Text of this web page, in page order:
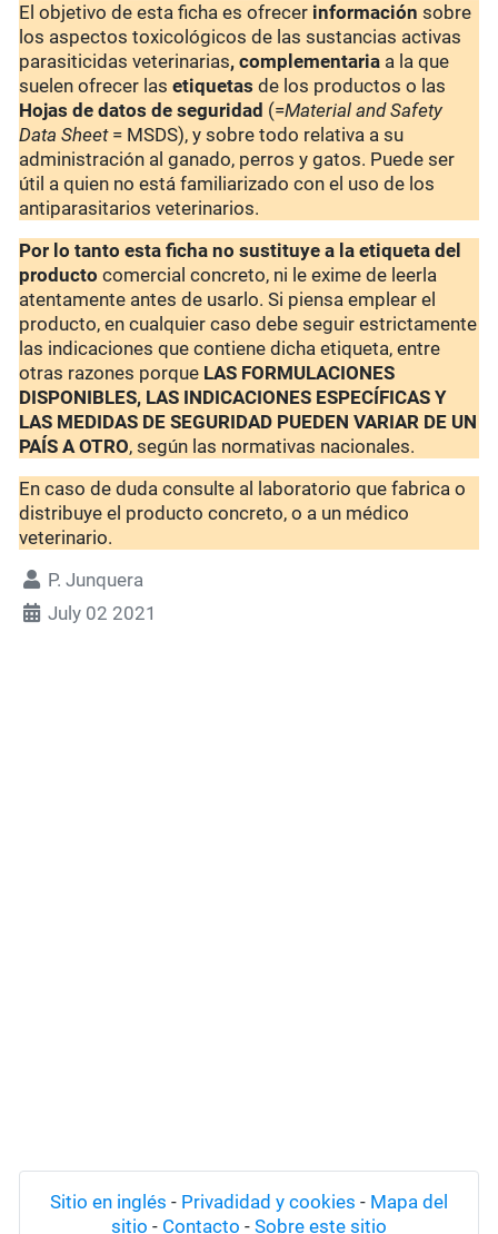
El objetivo de esta ficha es ofrecer informaciónsobre
los aspectos toxicológicos de las sustancias activas
parasiticidas veterinarias, complementaria a la que
suelen ofrecer lasetiquetas de los productos o las
Hojas de datos de seguridad (=Material and Safety
Data Sheet= MSDS), y sobre todo relativa a su
administración al ganado, perros y gatos. Puede ser
útil a quien no está familiarizado con el uso de los
antiparasitarios veterinarios.
Por lo tanto esta ficha no sustituye a la etiqueta del
producto comercial concreto, ni le exime de leerla
atentamente antes de usarlo. Si piensa emplear el
producto, en cualquier caso debe seguir estrictamente
las indicaciones que contiene dicha etiqueta, entre
otras razones porque LAS FORMULACIONES
DISPONIBLES, LAS INDICACIONES ESPECÍFICAS Y
LAS MEDIDAS DE SEGURIDAD PUEDEN VARIAR DE UN
PAÍS A OTRO, según las normativas nacionales.
En caso de duda consulte al laboratorio que fabrica o
distribuye el producto concreto, o a un médico
veterinario.
P. Junquera
July 02 2021
Sitio en inglés - Privadidad y cookies - Mapa del
sitio - Contacto - Sobre este sitio